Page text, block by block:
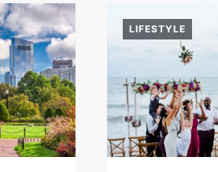
LIFESTYLE